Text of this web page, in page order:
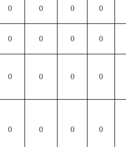
0 0 0 0
0 0 0 0
0 0 0 0
0 0 0 0